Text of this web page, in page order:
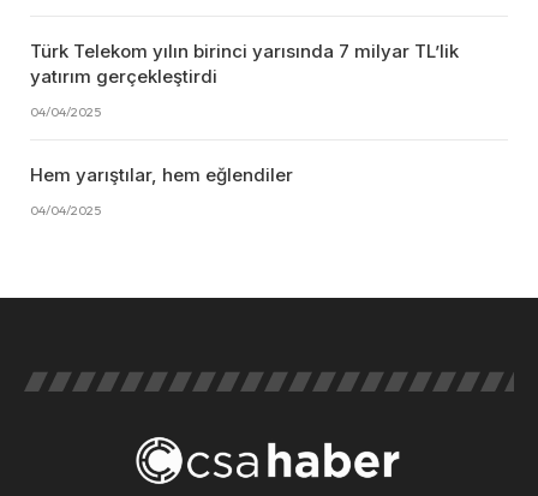
Türk Telekom yılın birinci yarısında 7 milyar TL’lik
yatırım gerçekleştirdi
04/04/2025
Hem yarıştılar, hem eğlendiler
04/04/2025